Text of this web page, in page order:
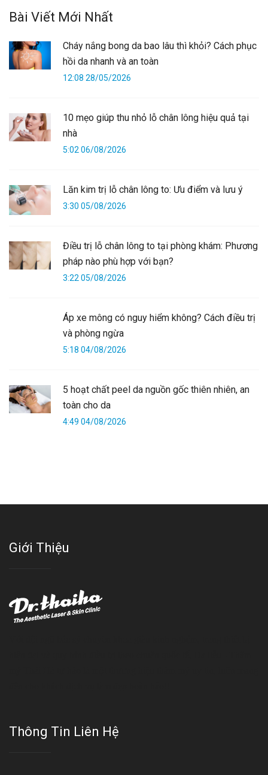
Bài Viết Mới Nhất
Cháy nắng bong da bao lâu thì khỏi? Cách phục
hồi da nhanh và an toàn
12:08 28/05/2026
10 mẹo giúp thu nhỏ lỗ chân lông hiệu quả tại
nhà
5:02 06/08/2026
Lăn kim trị lỗ chân lông to: Ưu điểm và lưu ý
3:30 05/08/2026
Điều trị lỗ chân lông to tại phòng khám: Phương
pháp nào phù hợp với bạn?
3:22 05/08/2026
Áp xe mông có nguy hiểm không? Cách điều trị
và phòng ngừa
5:18 04/08/2026
5 hoạt chất peel da nguồn gốc thiên nhiên, an
toàn cho da
4:49 04/08/2026
Giới Thiệu
Thông Tin Liên Hệ